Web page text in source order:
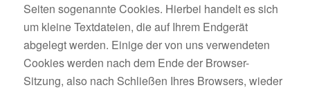
Seiten sogenannte Cookies. Hierbei handelt es sich
um kleine Textdateien, die auf Ihrem Endgerät
abgelegt werden. Einige der von uns verwendeten
Cookies werden nach dem Ende der Browser-
Sitzung, also nach Schließen Ihres Browsers, wieder